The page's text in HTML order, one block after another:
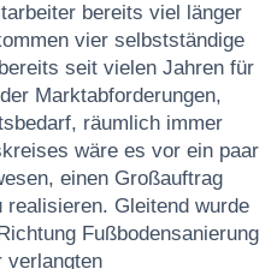
bereits viel länger
vier selbstständige
seit vielen Jahren für
Marktabforderungen,
räumlich immer
wäre es vor ein paar
einen Großauftrag
Gleitend wurde
Fußbodensanierung
verlangten